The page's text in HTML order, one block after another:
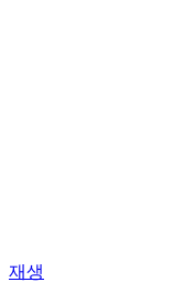
재생